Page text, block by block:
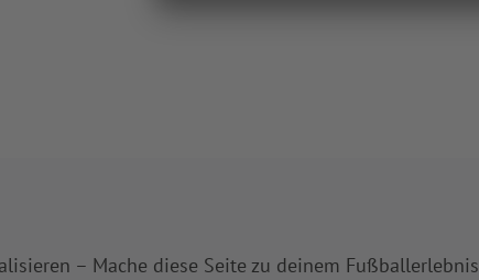
– Mache diese Seite zu deinem Fußballerlebnis